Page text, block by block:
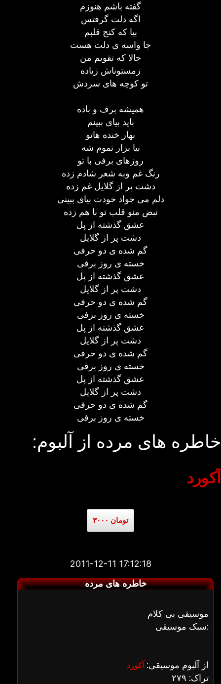
گفته باشم هنوزم
اگه دلت گرفتس
بیا که کنج قلبم
جا واسه ی دلت هست
حالا که تقویم من
زمستوناش زیاده
تو کوچه های سردش
همیشه برف و باده
باید بیای ببینم
بهار خنده هاتو
بیا بزار تموم شه
روزهای برفی با تو
رنگ غم وبه شعر شادم زده
دشت پر از گلایل غم زده
دلم می خواد خودت بیای ببینی
نبض منو قلب تو با هم زده
عشق گذشته از پل
دشت پر از گلایل
گم شده ی دو حرفی
خسته ی روز برفی
عشق گذشته از پل
دشت پر از گلایل
گم شده ی دو حرفی
خسته ی روز برفی
عشق گذشته از پل
دشت پر از گلایل
گم شده ی دو حرفی
خسته ی روز برفی
عشق گذشته از پل
دشت پر از گلایل
گم شده ی دو حرفی
خسته ی روز برفی
خاطره های مرده از آلبوم:
آکورد
۳۰۰۰ تومان
2011-12-11 17:12:18
خاطره های مرده
موسیقی بی کلام
سبک موسیقی:
از آلبوم موسیقی: آکورد
تراک: ۲۷۹